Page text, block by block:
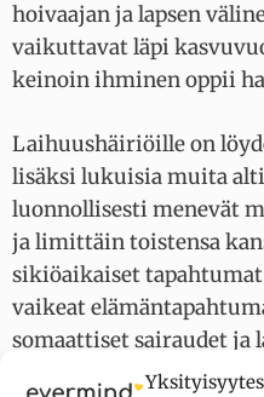
hoivaajan ja lapsen
vaikuttavat läpi
keinoin ihminen oppii
Laihuushäiriöille on
lisäksi lukuisia muita
luonnollisesti menevät
ja limittäin toistensa
sikiöaikaiset
vaikeat
somaattiset sairaudet ja
ainakin laihdutus.